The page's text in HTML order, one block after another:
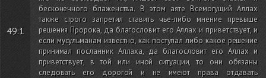
49:1
бесконечного блаженства. В этом аяте Всемогущий Аллах
также строго запретил ставить чье-либо мнение превыше
решения Пророка, да благословит его Аллах и приветствует, и
если мусульманам известно, как поступал либо какое решение
принимал посланник Аллаха, да благословит его Аллах и
приветствует, в той или иной ситуации, то они обязаны
следовать его дорогой и не имеют права отдавать